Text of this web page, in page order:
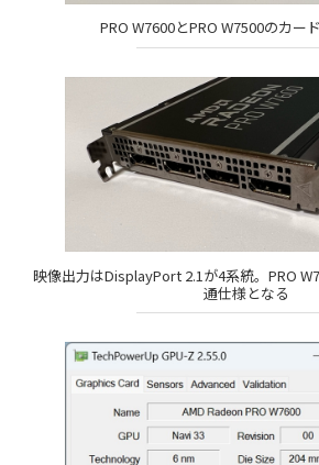
PRO W7600とPRO W7500のカー
映像出力はDisplayPort 2.1が4系統。PRO
通仕様となる